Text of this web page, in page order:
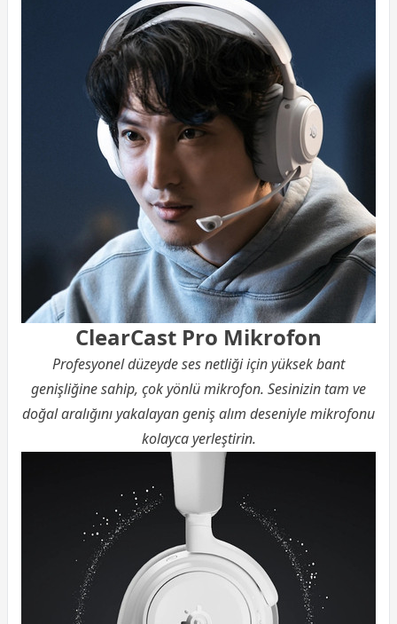
ClearCast Pro Mikrofon
Profesyonel düzeyde ses netliği için yüksek bant
genişliğine sahip, çok yönlü mikrofon. Sesinizin tam ve
doğal aralığını yakalayan geniş alım deseniyle mikrofonu
kolayca yerleştirin.